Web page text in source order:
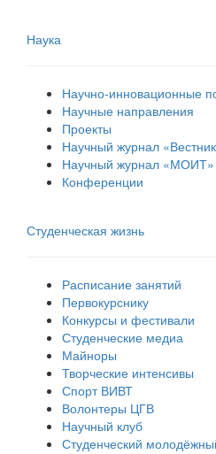
Наука
Научно-инновационные
Научные направления
Проекты
Научный журнал
Научный журнал «МОИТ»
Конференции
Студенческая жизнь
Расписание занятий
Первокурснику
Конкурсы и фестивали
Студенческие медиа
Майноры
Творческие интенсивы
Спорт ВИВТ
Волонтеры ЦГВ
Научный клуб
Студенческий